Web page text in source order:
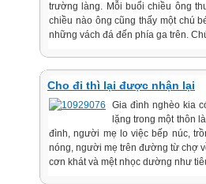
trường làng. Mỗi buổi chiều ông
chiều nào ông cũng thấy một chú
những vách đá đến phía ga trên.
Cho đi thì lại được nhận lại
Gia đình nghèo kia
lặng trong một thôn
đình, người mẹ lo việc bếp núc,
nóng, người mẹ trên đường từ chợ
cơn khát và mệt nhọc dường như